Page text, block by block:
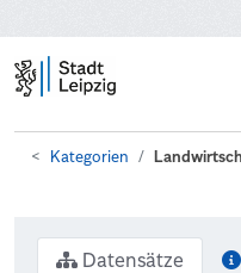
Kategorien
Datensätze